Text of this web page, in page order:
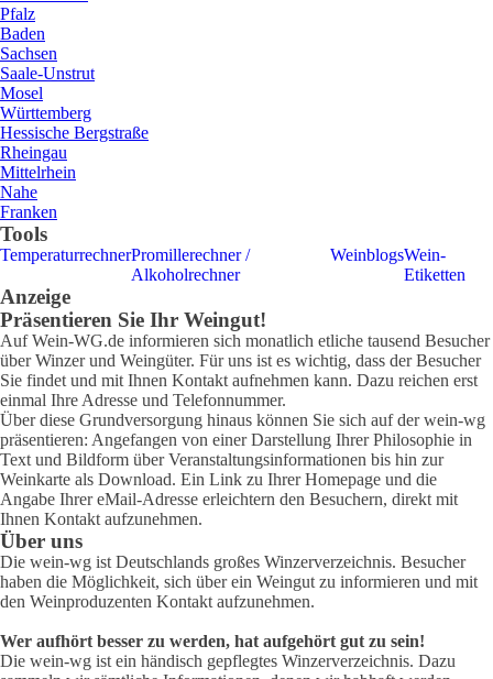
Pfalz
Baden
Sachsen
Saale-Unstrut
Mosel
Württemberg
Hessische Bergstraße
Rheingau
Mittelrhein
Nahe
Franken
Tools
TemperaturrechnerPromillerechner /
Alkoholrechner
WeinblogsWein-
Etiketten
Anzeige
Präsentieren Sie Ihr Weingut!
Auf Wein-WG.de informieren sich monatlich etliche tausend Besucher
über Winzer und Weingüter. Für uns ist es wichtig, dass der Besucher
Sie findet und mit Ihnen Kontakt aufnehmen kann. Dazu reichen erst
einmal Ihre Adresse und Telefonnummer.
Über diese Grundversorgung hinaus können Sie sich auf der wein-wg
präsentieren: Angefangen von einer Darstellung Ihrer Philosophie in
Text und Bildform über Veranstaltungsinformationen bis hin zur
Weinkarte als Download. Ein Link zu Ihrer Homepage und die
Angabe Ihrer eMail-Adresse erleichtern den Besuchern, direkt mit
Ihnen Kontakt aufzunehmen.
Über uns
Die wein-wg ist Deutschlands großes Winzerverzeichnis. Besucher
haben die Möglichkeit, sich über ein Weingut zu informieren und mit
den Weinproduzenten Kontakt aufzunehmen.
Wer aufhört besser zu werden, hat aufgehört gut zu sein!
Die wein-wg ist ein händisch gepflegtes Winzerverzeichnis. Dazu